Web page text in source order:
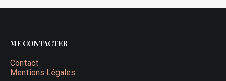
ME CONTACTER
Contact
Mentions Légales